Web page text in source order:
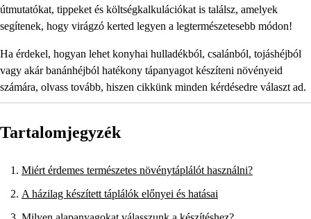
útmutatókat, tippeket és költségkalkulációkat is találsz, amelyek
segítenek, hogy virágzó kerted legyen a legtermészetesebb módon!
Ha érdekel, hogyan lehet konyhai hulladékból, csalánból, tojáshéjból
vagy akár banánhéjból hatékony tápanyagot készíteni növényeid
számára, olvass tovább, hiszen cikkünk minden kérdésedre választ ad.
Tartalomjegyzék
Miért érdemes természetes növénytáplálót használni?
A házilag készített táplálók előnyei és hatásai